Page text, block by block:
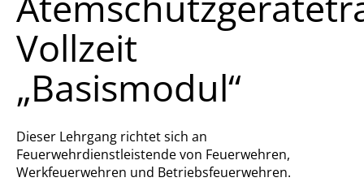
Vollzeit
„Basismodul“
Dieser Lehrgang richtet sich an
Feuerwehrdienstleistende von Feuerwehren,
Werkfeuerwehren und Betriebsfeuerwehren.